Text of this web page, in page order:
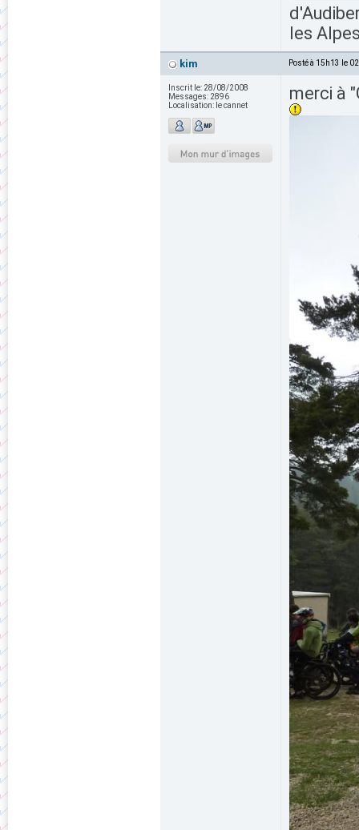
les
kim Posté à 15h13 le
Inscrit le: 28/08/2008
Messages: 2896
Localisation: le cannet
merci à